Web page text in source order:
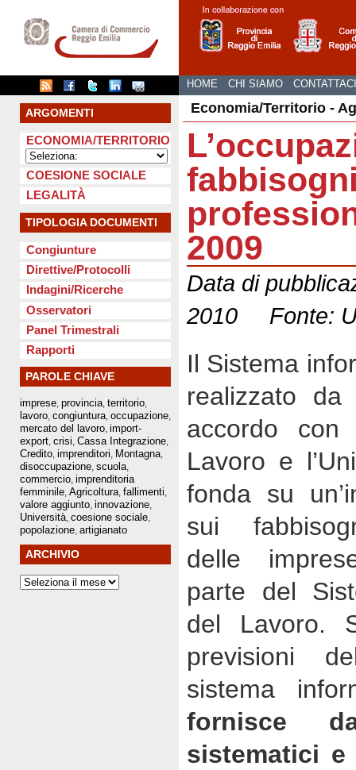
HOME CHI SIAMO CONTATTACI
ARGOMENTI
ECONOMIA/TERRITORIO
COESIONE SOCIALE
LEGALITÀ
TIPOLOGIA DOCUMENTI
Congiunture
Direttive/Protocolli
Indagini/Ricerche
Osservatori
Panel Trimestrali
Rapporti
PAROLE CHIAVE
imprese provincia territorio
lavoro congiuntura occupazione
mercato del lavoro import-
export crisi Cassa Integrazione
Credito imprenditori Montagna
disoccupazione scuola
commercio imprenditoria
femminile Agricoltura fallimenti
valore aggiunto innovazione
Università coesione sociale
popolazione artigianato
ARCHIVIO
Economia/Territorio -
2009
Data di
2010 Fonte:
Il Sistema
realizzato da
accordo
Lavoro e
fonda su
sui
delle
parte del
del Lavoro.
previsioni
sistema
fornisce
sistematici